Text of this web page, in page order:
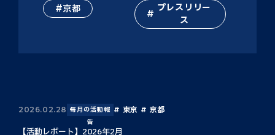
京都
プレスリリー
ス
2026.02.28 毎月の活動報
告
東京 京都
【活動レポート】2026年2月